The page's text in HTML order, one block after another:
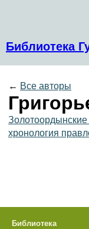
Библиотека
← Все авторы
хронология
Библиотека